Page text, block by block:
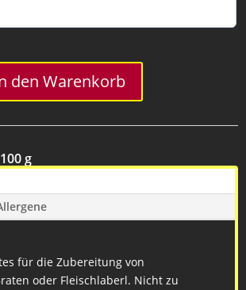
den Warenkorb
g
für die Zubereitung von
oder Fleischlaberl. Nicht zu